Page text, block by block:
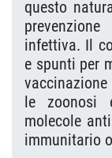
questo
infettiva. Il
e spunti per
le zoonosi
molecole
immunitario